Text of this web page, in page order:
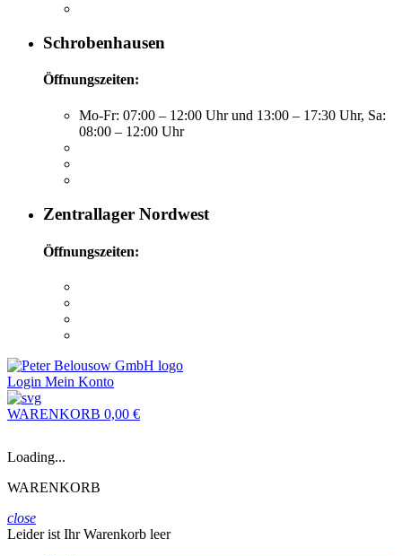
Schrobenhausen
Öffnungszeiten:
Mo-Fr: 07:00 – 12:00 Uhr und 13:00 – 17:30 Uhr, Sa:
08:00 – 12:00 Uhr
Zentrallager Nordwest
Öffnungszeiten:
Login Mein Konto
WARENKORB 0,00 €
Loading...
WARENKORB
close
Leider ist Ihr Warenkorb leer